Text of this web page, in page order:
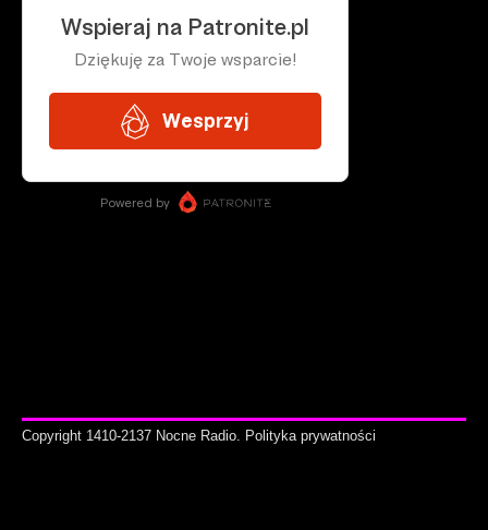
Copyright 1410-2137 Nocne Radio. Polityka prywatności